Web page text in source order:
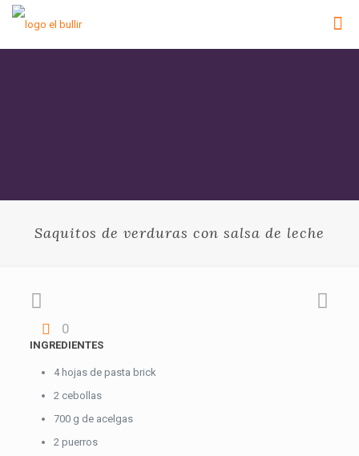
Saquitos de verduras con salsa de leche
0
INGREDIENTES
4 hojas de pasta brick
2 cebollas
700 g de acelgas
2 puerros